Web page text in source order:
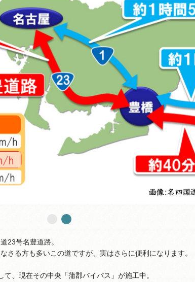
23号名豊道路。
さる方も多いこの道ですが、実はさらに便利になります。
、現在その中央「蒲郡バイパス」が施工中。